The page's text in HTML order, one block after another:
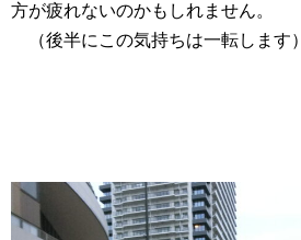
方が疲れないのかもしれません。
（後半にこの気持ちは一転します）